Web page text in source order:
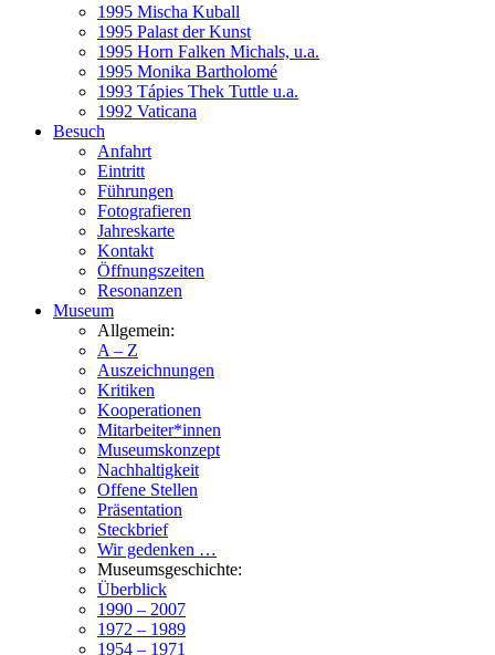
1995 Mischa Kuball
1995 Palast der Kunst
1995 Horn Falken Michals, u.a.
1995 Monika Bartholomé
1993 Tápies Thek Tuttle u.a.
1992 Vaticana
Besuch
Anfahrt
Eintritt
Führungen
Fotografieren
Jahreskarte
Kontakt
Öffnungszeiten
Resonanzen
Museum
Allgemein:
A – Z
Auszeichnungen
Kritiken
Kooperationen
Mitarbeiter*innen
Museumskonzept
Nachhaltigkeit
Offene Stellen
Präsentation
Steckbrief
Wir gedenken …
Museumsgeschichte:
Überblick
1990 – 2007
1972 – 1989
1954 – 1971